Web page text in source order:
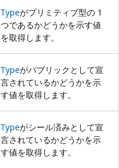
Typeがプリミティブ型の 1
つであるかどうかを示す値
を取得します。
Typeがパブリックとして宣
言されているかどうかを示
す値を取得します。
Typeがシール済みとして宣
言されているかどうかを示
す値を取得します。